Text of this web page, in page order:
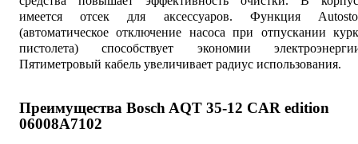
имеется отсек для аксессуаров. Функция
(автоматическое отключение насоса при отпускании
пистолета) способствует экономии
Пятиметровый кабель увеличивает радиус использования.
Преимущества Bosch AQT 35-12 CAR edition
06008A7102